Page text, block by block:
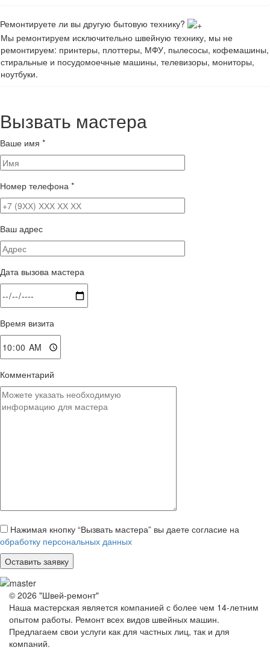
Ремонтируете ли вы другую бытовую технику?
Мы ремонтируем исключительно швейную технику, мы не
ремонтируем: принтеры, плоттеры, МФУ, пылесосы, кофемашины,
стиральные и посудомоечные машины, телевизоры, мониторы,
ноутбуки.
Вызвать мастера
Ваше имя *
Номер телефона *
Ваш адрес
Дата вызова мастера
Время визита
Комментарий
Нажимая кнопку “Вызвать мастера” вы даете согласие на
обработку персональных данных
© 2026 "Швей-ремонт"
Наша мастерская является компанией с более чем 14-летним
опытом работы. Ремонт всех видов швейных машин.
Предлагаем свои услуги как для частных лиц, так и для
компаний.